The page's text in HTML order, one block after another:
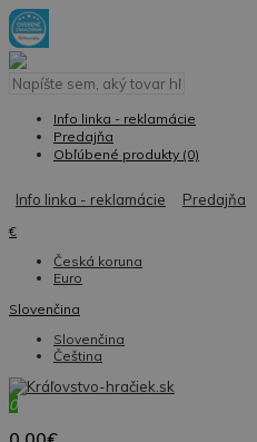
Info linka - reklamácie
Predajňa
Obľúbené produkty (0)
Info linka - reklamácie Predajňa
€
Česká koruna
Euro
Slovenčina
Slovenčina
Čeština
0